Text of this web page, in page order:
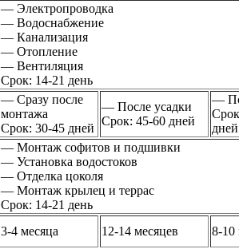
— Электропроводка
— Водоснабжение
— Канализация
— Отопление
— Вентиляция
Срок: 14-21 день
— Сразу после
монтажа
Срок: 30-45 дней
— После усадки
Срок: 45-60 дней
—
дней
— Монтаж софитов и подшивки
— Установка водостоков
— Отделка цоколя
— Монтаж крылец и террас
Срок: 14-21 день
3-4 месяца 12-14 месяцев 8-10